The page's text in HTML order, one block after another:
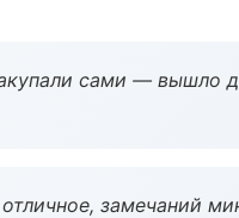
сами — вышло
замечаний